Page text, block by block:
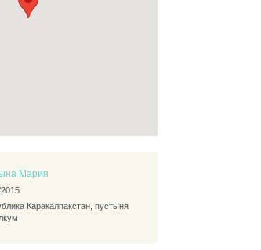
Мария
Каракалпакстан, пустыня